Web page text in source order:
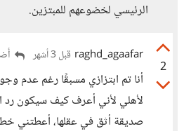
الرئيسي لخضوعهم للمبتزين.
2
raghd_agaafar قبل 3 أشهر
أنا تم ابتزازي مسبقًا رغم عدم
لأهلي لأني أعرف كيف سيكون رد
صديقة أثق في عقلها، أعطتني